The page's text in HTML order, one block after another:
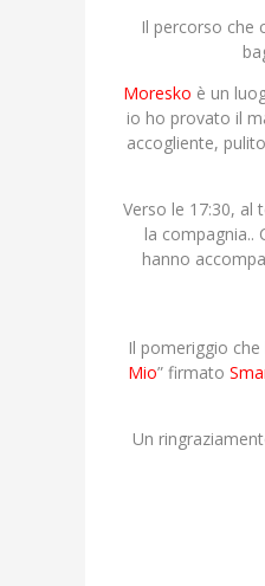
Il percorso che
Moresko è un
io ho provato il
accogliente,
Verso le 17:30, al
la compagnia..
hanno
Il pomeriggio
Mio” firmato
Un